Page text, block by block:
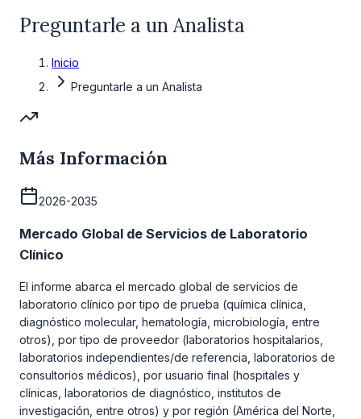
Preguntarle a un Analista
Inicio
Preguntarle a un Analista
Más Información
2026-2035
Mercado Global de Servicios de Laboratorio
Clínico
El informe abarca el mercado global de servicios de
laboratorio clínico por tipo de prueba (química clínica,
diagnóstico molecular, hematología, microbiología, entre
otros), por tipo de proveedor (laboratorios hospitalarios,
laboratorios independientes/de referencia, laboratorios de
consultorios médicos), por usuario final (hospitales y
clínicas, laboratorios de diagnóstico, institutos de
investigación, entre otros) y por región (América del Norte,